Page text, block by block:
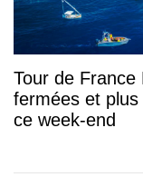
Tour de
fermées et
ce week-end